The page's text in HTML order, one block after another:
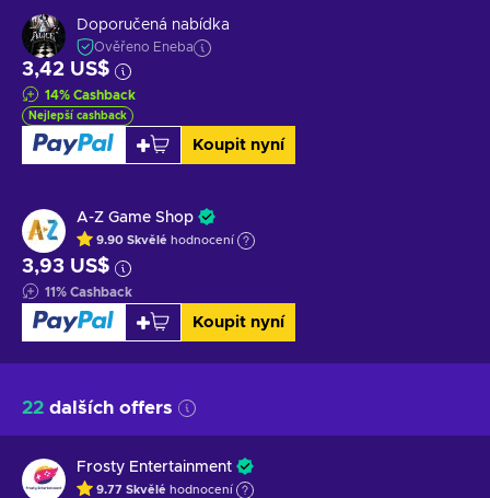
Doporučená nabídka
Ověřeno Eneba
3,42 US$
14% Cashback
Nejlepší cashback
Koupit nyní
A-Z Game Shop
9.90 Skvělé hodnocení
3,93 US$
11% Cashback
Koupit nyní
22 dalších offers
Frosty Entertainment
9.77 Skvělé hodnocení